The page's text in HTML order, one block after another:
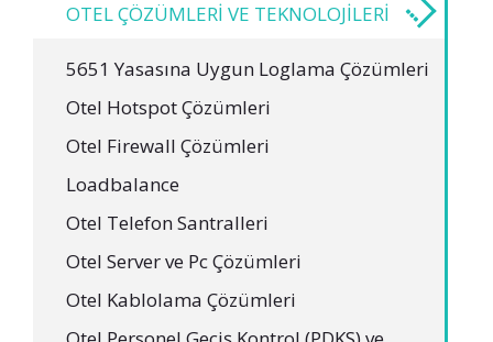
OTEL ÇÖZÜMLERI VE TEKNOLOJILERI
5651 Yasasına Uygun Loglama Çözümleri
Otel Hotspot Çözümleri
Otel Firewall Çözümleri
Loadbalance
Otel Telefon Santralleri
Otel Server ve Pc Çözümleri
Otel Kablolama Çözümleri